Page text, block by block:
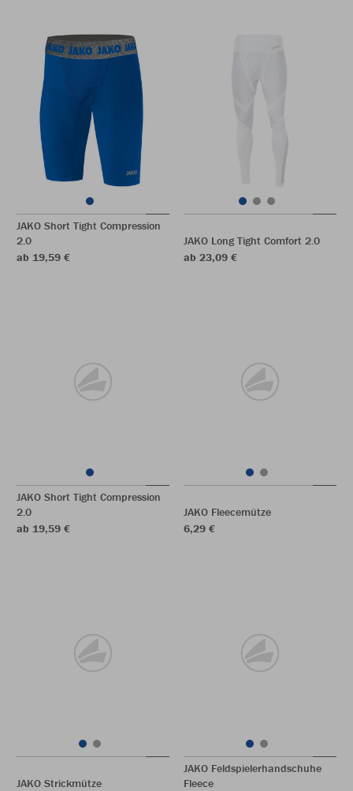
JAKO Short Tight Compression
2.0
ab 19,59 €
JAKO Long Tight Comfort 2.0
ab 23,09 €
JAKO Short Tight Compression
2.0
ab 19,59 €
JAKO Fleecemütze
6,29 €
JAKO Strickmütze
JAKO Feldspielerhandschuhe
Fleece